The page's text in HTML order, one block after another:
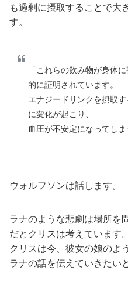
も過剰に摂取することで大
す。
「これらの飲み物が身体
的に証明されています。
エナジードリンクを摂取
に変化が起こり、
血圧が不安定になってしま
ウォルフソンは話します。
ラナのような悲劇は場所を
だとクリスは考えています。
クリスは今、彼女の娘のよ
ラナの話を伝えていきたい